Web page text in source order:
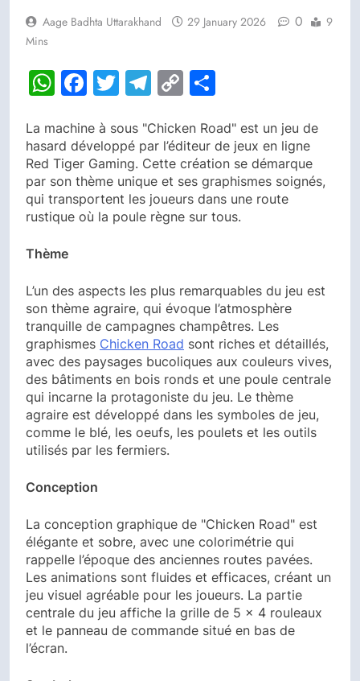
Aage Badhta Uttarakhand 29 January 2026 0
9
Mins
WhatsApp
Facebook
Twitter
Telegram
Copy
La machine à sous "Chicken Road" est un jeu de
hasard développé par l’éditeur de jeux en ligne
Red Tiger Gaming. Cette création se démarque
par son thème unique et ses graphismes soignés,
qui transportent les joueurs dans une route
rustique où la poule règne sur tous.
Thème
L’un des aspects les plus remarquables du jeu est
son thème agraire, qui évoque l’atmosphère
tranquille de campagnes champêtres. Les
graphismes Chicken Road sont riches et détaillés,
avec des paysages bucoliques aux couleurs vives,
des bâtiments en bois ronds et une poule centrale
qui incarne la protagoniste du jeu. Le thème
agraire est développé dans les symboles de jeu,
comme le blé, les oeufs, les poulets et les outils
utilisés par les fermiers.
Conception
La conception graphique de "Chicken Road" est
élégante et sobre, avec une colorimétrie qui
rappelle l’époque des anciennes routes pavées.
Les animations sont fluides et efficaces, créant un
jeu visuel agréable pour les joueurs. La partie
centrale du jeu affiche la grille de 5 x 4 rouleaux
et le panneau de commande situé en bas de
l’écran.